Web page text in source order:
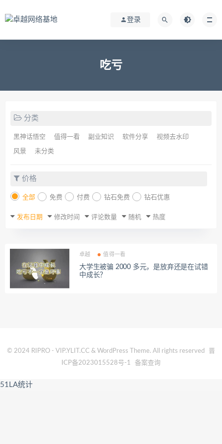
登录
吃亏
分类
黑神话悟空 值得一看 副业知识 软件分享 视频去水印
风景 未分类
价格
全部 免费 付费 钻石免费 钻石优惠
发布日期 修改时间 评论数量 随机 热度
卓越 值得一看
大学生被骗 2000 多元，是放弃还是在试错
中成长？
© 2024 RIPRO - VIP.YLIT.CC & WordPress Theme. All rights reserved
晋
ICP备2023015528号-1
备案查询
51LA统计